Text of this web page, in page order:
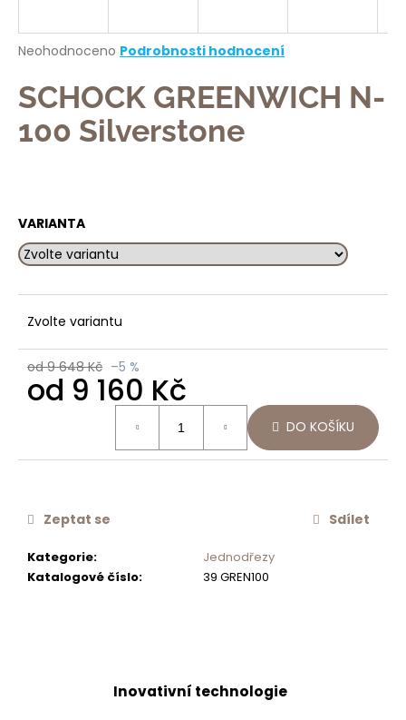
Průměrné
produktu
je
z
Neohodnoceno Podrobnosti hodnocení
SCHOCK GREENWICH N-
100 Silverstone
VARIANTA
Zvolte variantu
od 9 648 Kč –5 %
od 9 160 Kč
DO KOŠÍKU
Kategorie:
Jednodřezy
Katalogové číslo: 39 GREN100
Zeptat se Sdílet
Inovativní technologie
j
t
?
D
o
u
j
e
NEREZOVÉ
SÍTKO